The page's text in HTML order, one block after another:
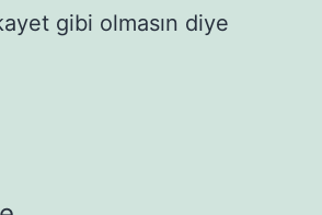
gibi olmasın diye